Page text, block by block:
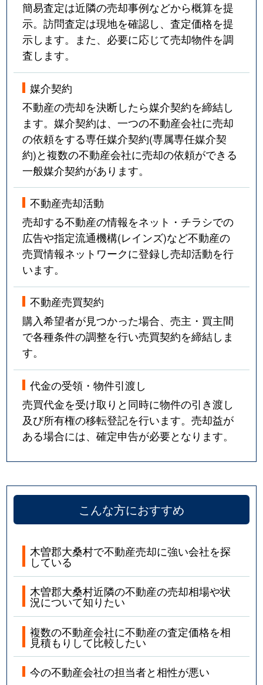
簡易査定は近隣の売却事例などから概算を提
示。訪問査定は現地を確認し、査定価格を提
示します。また、必要に応じて売却物件を調
査します。
媒介契約
不動産の売却を決断したら媒介契約を締結し
ます。媒介契約は、一つの不動産会社に売却
の依頼をする専任媒介契約(専属専任媒介契
約)と複数の不動産会社に売却の依頼ができる
一般媒介契約があります。
不動産売却活動
売却する不動産の情報をネット・チラシでの
広告や指定流通機構(レインズ)など不動産の
売買情報ネットワークに登録し売却活動を行
います。
不動産売買契約
購入希望者が見つかった場合、売主・買主間
で各種条件の調整を行い売買契約を締結しま
す。
代金の受領・物件引渡し
売買代金を受け取りと同時に物件の引き渡し
及び所有権の移転登記を行います。売却益が
ある場合には、確定申告が必要となります。
こんな方におすすめ
木曽郡大桑村で不動産売却に強い会社を探
している
木曽郡大桑村近隣の不動産の売却相場や状
況について知りたい
複数の不動産会社に不動産の査定価格を相
見積もりして比較したい
今の不動産会社の担当者と相性が悪い